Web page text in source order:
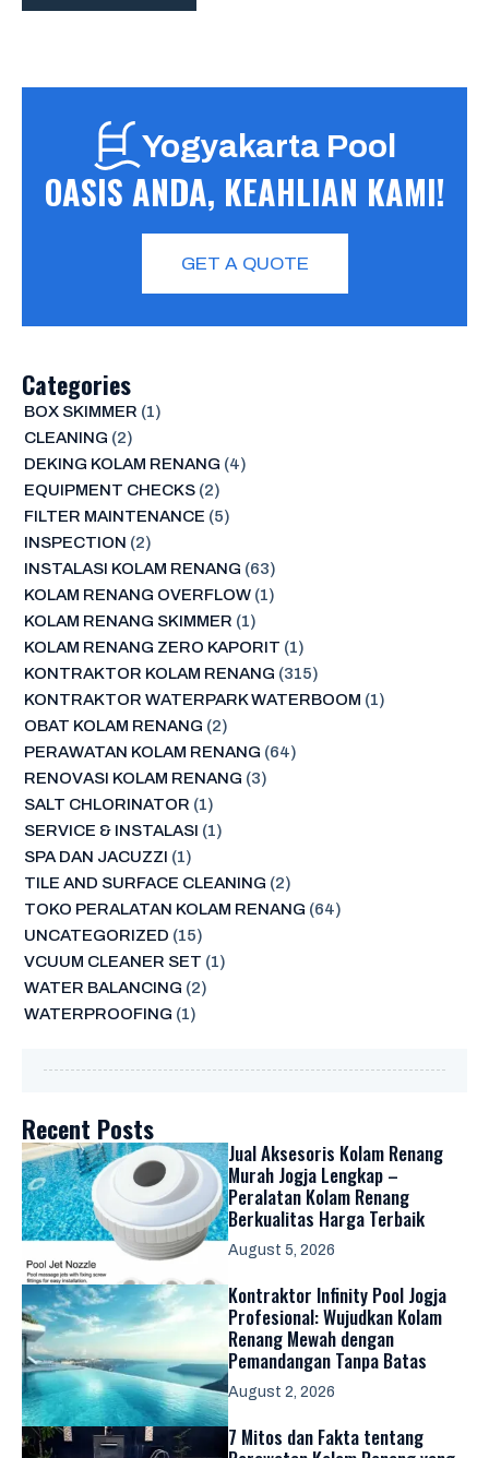
Yogyakarta Pool
OASIS ANDA, KEAHLIAN KAMI!
GET A QUOTE
Categories
BOX SKIMMER (1)
CLEANING (2)
DEKING KOLAM RENANG (4)
EQUIPMENT CHECKS(2)
FILTER MAINTENANCE (5)
INSPECTION (2)
INSTALASI KOLAM RENANG (63)
KOLAM RENANG OVERFLOW(1)
KOLAM RENANG SKIMMER (1)
KOLAM RENANG ZERO KAPORIT (1)
KONTRAKTOR KOLAM RENANG (315)
KONTRAKTOR WATERPARK WATERBOOM (1)
OBAT KOLAM RENANG (2)
PERAWATAN KOLAM RENANG (64)
RENOVASI KOLAM RENANG (3)
SALT CHLORINATOR (1)
SERVICE & INSTALASI (1)
SPA DAN JACUZZI (1)
TILE AND SURFACE CLEANING (2)
TOKO PERALATAN KOLAM RENANG (64)
UNCATEGORIZED (15)
VCUUM CLEANER SET (1)
WATER BALANCING (2)
WATERPROOFING (1)
Recent Posts
Jual Aksesoris Kolam Renang
Murah Jogja Lengkap –
Peralatan Kolam Renang
Berkualitas Harga Terbaik
August 5, 2026
Kontraktor Infinity Pool Jogja
Profesional: Wujudkan Kolam
Renang Mewah dengan
Pemandangan Tanpa Batas
August 2, 2026
7 Mitos dan Fakta tentang